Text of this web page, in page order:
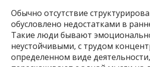
Обычно отсутствие
обусловлено недостатками в
Такие люди бывают
неустойчивыми, с трудом
определенном виде деятельности,